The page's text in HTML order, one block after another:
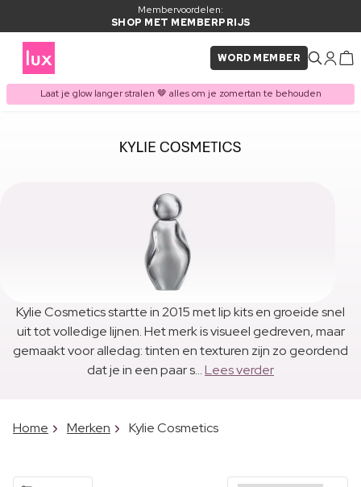
Membervoordelen:
SHOP MET MEMBERPRIJS
WORD MEMBER
Laat je glow langer stralen 🤎 alles om je zomertan te behouden
Kylie Cosmetics startte in 2015 met lip kits en groeide snel
uit tot volledige lijnen. Het merk is visueel gedreven, maar
gemaakt voor alledag: tinten en texturen zijn zo geordend
dat je in een paar s...Lees verder
Home Merken Kylie Cosmetics